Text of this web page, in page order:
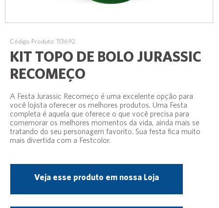
Código Produto: 113692
KIT TOPO DE BOLO JURASSIC
RECOMEÇO
A Festa Jurassic Recomeço é uma excelente opção para
você lojista oferecer os melhores produtos. Uma Festa
completa é aquela que oferece o que você precisa para
comemorar os melhores momentos da vida, ainda mais se
tratando do seu personagem favorito. Sua festa fica muito
mais divertida com a Festcolor.
Veja esse produto em nossa Loja